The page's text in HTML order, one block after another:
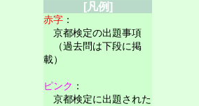
[凡例]
赤字 ：
京都検定の出題事項
（過去問は下段に掲
載）
ピンク ：
京都検定に出題された